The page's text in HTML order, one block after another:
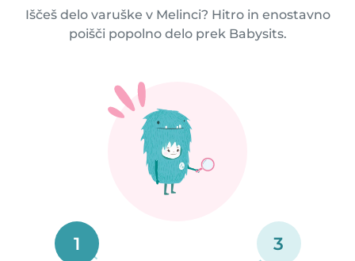
Iščeš delo varuške v Melinci? Hitro in enostavno
poišči popolno delo prek Babysits.
1 3